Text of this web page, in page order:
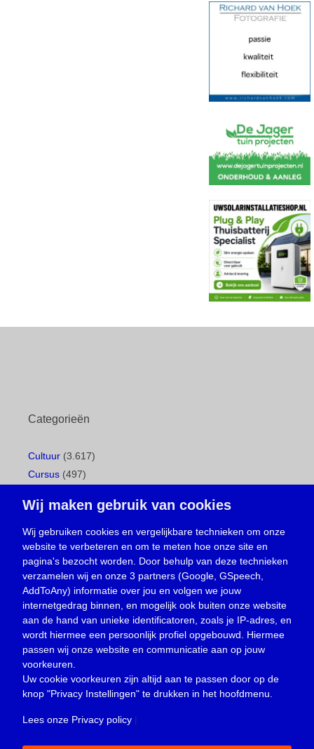
Categorieën
Cultuur (3.617)
Cursus (497)
Gemeentepagina(104)
Ingezonden brief(538)
Media(156)
Nieuws (23.329)
Oproep(734)
Overlijden(39)
Podcast(18)
prijsvraag (5)
Religie (1.438)
Service(226)
Wij maken gebruik van cookies
Wij gebruiken cookies en vergelijkbare technieken om onze
website te verbeteren en om te meten hoe onze site en
pagina's bezocht worden. Door behulp van deze technieken
verzamelen wij en onze 3 partners (Google, GSpeech,
AddToAny) informatie over jou en volgen we jouw
internetgedrag binnen, en mogelijk ook buiten onze website
aan de hand van unieke identificatoren, zoals je IP-adres, en
wordt hiermee een persoonlijk profiel opgebouwd. Hiermee
passen wij onze website en communicatie aan op jouw
voorkeuren.
Uw cookie voorkeuren zijn altijd aan te passen door op de
knop "Privacy Instellingen" te drukken in het hoofdmenu.
Lees onze Privacy policy |